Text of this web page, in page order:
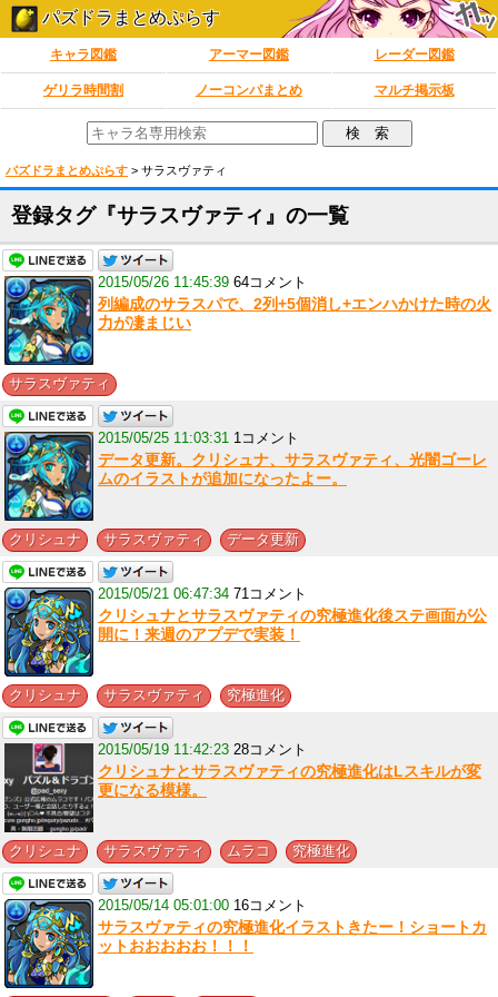
パズドラまとめぷらす
キャラ図鑑 アーマー図鑑 レーダー図鑑
ゲリラ時間割 ノーコンパまとめ マルチ掲示板
パズドラまとめぷらす > サラスヴァティ
登録タグ『サラスヴァティ』の一覧
2015/05/26 11:45:39 64コメント
列編成のサラスパで、2列+5個消し+エンハかけた時の火
力が凄まじい
サラスヴァティ
2015/05/25 11:03:31 1コメント
データ更新。クリシュナ、サラスヴァティ、光闇ゴーレ
ムのイラストが追加になったよー。
クリシュナ サラスヴァティ データ更新
2015/05/21 06:47:34 71コメント
クリシュナとサラスヴァティの究極進化後ステ画面が公
開に！来週のアプデで実装！
クリシュナ サラスヴァティ 究極進化
2015/05/19 11:42:23 28コメント
クリシュナとサラスヴァティの究極進化はLスキルが変
更になる模様。
クリシュナ サラスヴァティ ムラコ 究極進化
2015/05/14 05:01:00 16コメント
サラスヴァティの究極進化イラストきたー！ショートカ
ットおおおおお！！！